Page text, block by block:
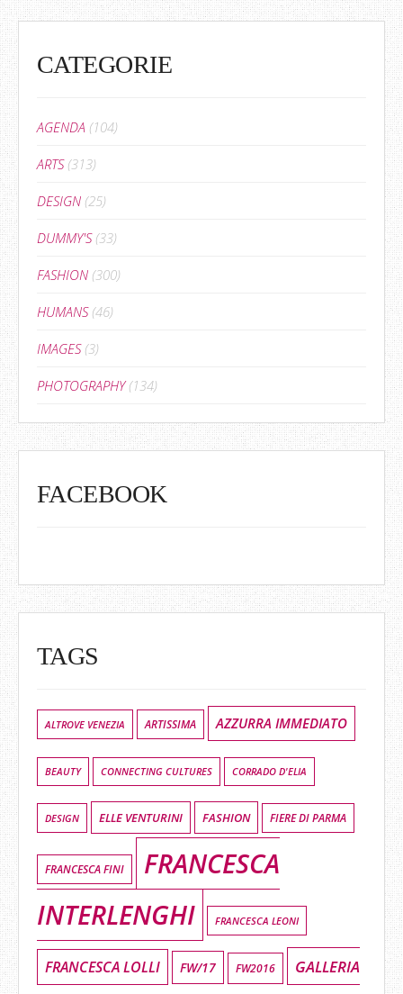
CATEGORIE
AGENDA (104)
ARTS(313)
DESIGN (25)
DUMMY'S(33)
FASHION (300)
HUMANS(46)
IMAGES(3)
PHOTOGRAPHY(134)
FACEBOOK
TAGS
ALTROVE VENEZIA ARTISSIMA AZZURRA IMMEDIATO
BEAUTY CONNECTING CULTURES CORRADO D'ELIA
DESIGN ELLE VENTURINI FASHION FIERE DI PARMA
FRANCESCA FINI
FRANCESCA
INTERLENGHI
FRANCESCA LEONI
FRANCESCA LOLLI FW/17 FW2016 GALLERIA